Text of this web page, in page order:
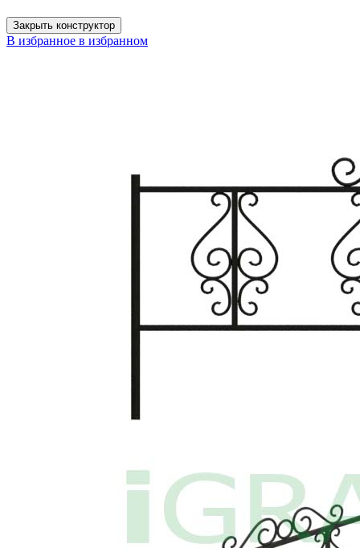
Закрыть конструктор
В избранное в избранном